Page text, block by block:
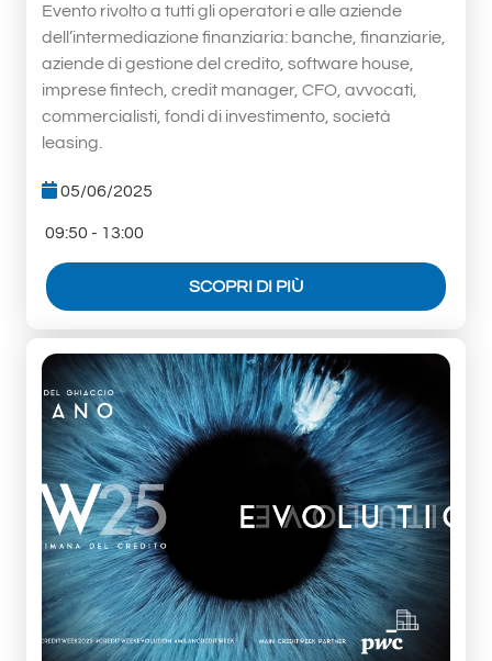
Evento rivolto a tutti gli operatori e alle aziende
dell’intermediazione finanziaria: banche, finanziarie,
aziende di gestione del credito, software house,
imprese fintech, credit manager, CFO, avvocati,
commercialisti, fondi di investimento, società
leasing.
05/06/2025
09:50 - 13:00
SCOPRI DI PIÙ